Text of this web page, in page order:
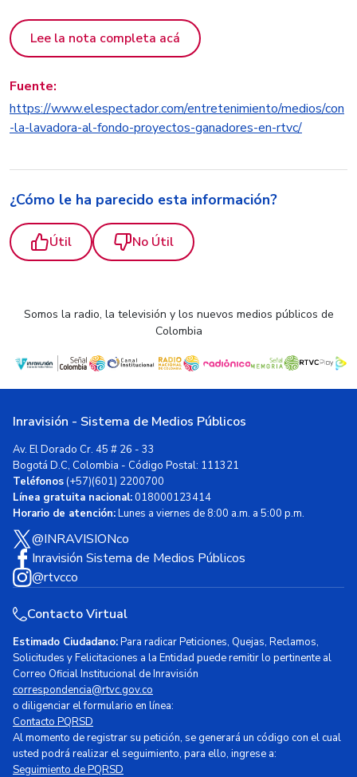
Lee la nota completa acá
Fuente:
https://www.elespectador.com/entretenimiento/medios/con
-la-lavadora-al-fondo-proyectos-ganadores-en-rtvc/
¿Cómo le ha parecido esta información?
Útil No Útil
Somos la radio, la televisión y los nuevos medios públicos de
Colombia
Inravisión - Sistema de Medios Públicos
Av. El Dorado Cr. 45 # 26 - 33
Bogotá D.C, Colombia - Código Postal: 111321
Teléfonos(+57)(601) 2200700
Línea gratuita nacional:018000123414
Horario de atención:Lunes a viernes de 8:00 a.m. a 5:00 p.m.
@INRAVISIONco
Inravisión Sistema de Medios Públicos
@rtvcco
Contacto Virtual
Estimado Ciudadano:Para radicar Peticiones, Quejas, Reclamos,
Solicitudes y Felicitaciones a la Entidad puede remitir lo pertinente al
Correo Oficial Institucional de Inravisión
correspondencia@rtvc.gov.co
o diligenciar el formulario en línea:
Contacto PQRSD
Al momento de registrar su petición, se generará un código con el cual
usted podrá realizar el seguimiento, para ello, ingrese a:
Seguimiento de PQRSD